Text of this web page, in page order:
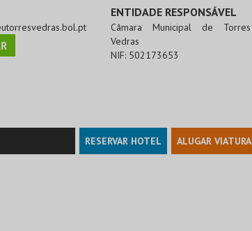
ENTIDADE RESPONSÁVEL
Câmara Municipal de Torres
Vedras
NIF: 502173653
RESERVAR HOTEL ALUGAR VIATURA